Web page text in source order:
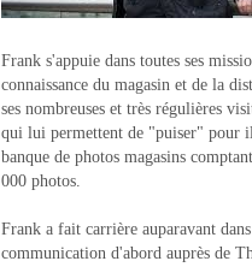
Frank s'appuie dans toutes ses
connaissance du magasin et de la
ses nombreuses et très régulières
qui lui permettent de "puiser" pour
banque de photos magasins
000 photos.
Frank a fait carrière auparavant
communication d'abord auprès de